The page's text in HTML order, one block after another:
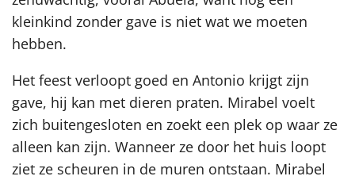
kleinkind zonder gave is niet wat we moeten
hebben.
Het feest verloopt goed en Antonio krijgt zijn
gave, hij kan met dieren praten. Mirabel voelt
zich buitengesloten en zoekt een plek op waar ze
alleen kan zijn. Wanneer ze door het huis loopt
ziet ze scheuren in de muren ontstaan. Mirabel